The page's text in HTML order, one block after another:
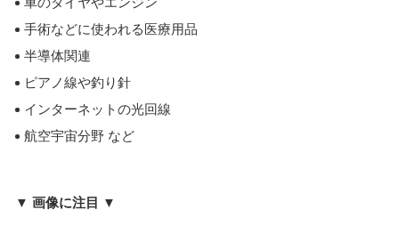
手術などに使われる医療用品
半導体関連
ピアノ線や釣り針
インターネットの光回線
航空宇宙分野 など
▼ 画像に注目 ▼